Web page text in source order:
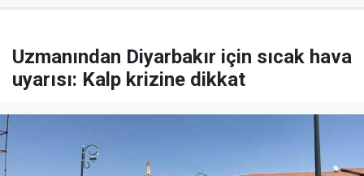
Uzmanından Diyarbakır için sıcak hava
uyarısı: Kalp krizine dikkat